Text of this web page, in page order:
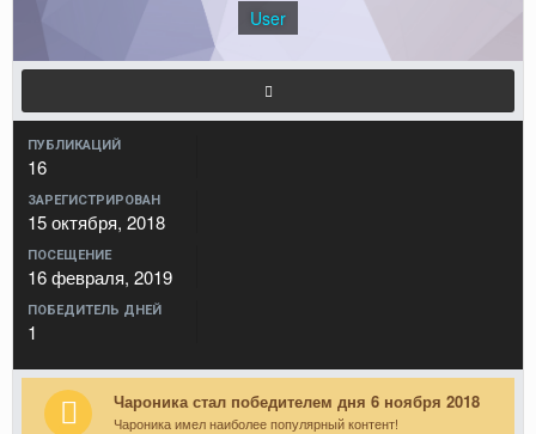
User
ПУБЛИКАЦИЙ
16
ЗАРЕГИСТРИРОВАН
15 октября, 2018
ПОСЕЩЕНИЕ
16 февраля, 2019
ПОБЕДИТЕЛЬ ДНЕЙ
1
Чароника стал победителем дня 6 ноября 2018
Чароника имел наиболее популярный контент!